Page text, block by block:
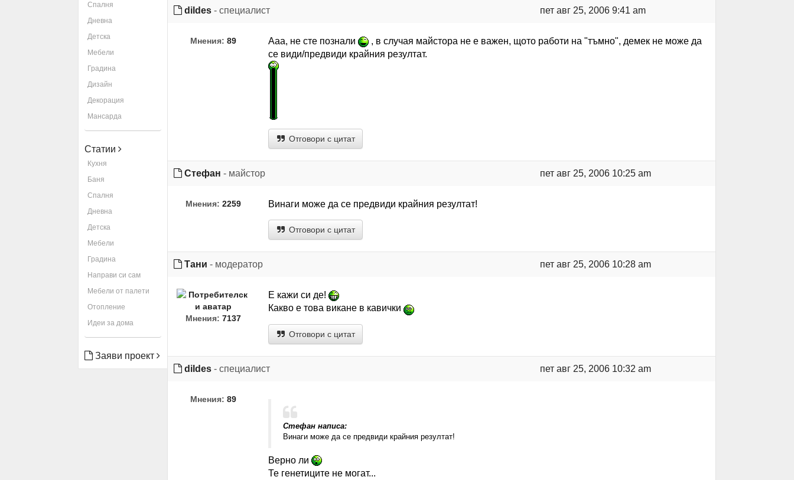
Спалня
Дневна
Детска
Мебели
Градина
Дизайн
Декорация
Мансарда
Статии
Кухня
Баня
Спалня
Дневна
Детска
Мебели
Градина
Направи си сам
Мебели от палети
Отопление
Идеи за дома
Заяви проект
dildes - специалист пет авг 25, 2006 9:41 am
Мнения: 89 Ааа, не сте познали
, в случая майстора не е важен, щото работи на "тъмно", демек не може да
се види/предвиди крайния резултат.
Отговори с цитат
Стефан - майстор пет авг 25, 2006 10:25 am
Мнения: 2259 Винаги може да се предвиди крайния резултат!
Отговори с цитат
Тани - модератор пет авг 25, 2006 10:28 am
Мнения: 7137
Е кажи си де!
Какво е това викане в кавички
Отговори с цитат
dildes - специалист пет авг 25, 2006 10:32 am
Мнения: 89
Стефан написа:
Винаги може да се предвиди крайния резултат!
Верно ли
Те генетиците не могат...